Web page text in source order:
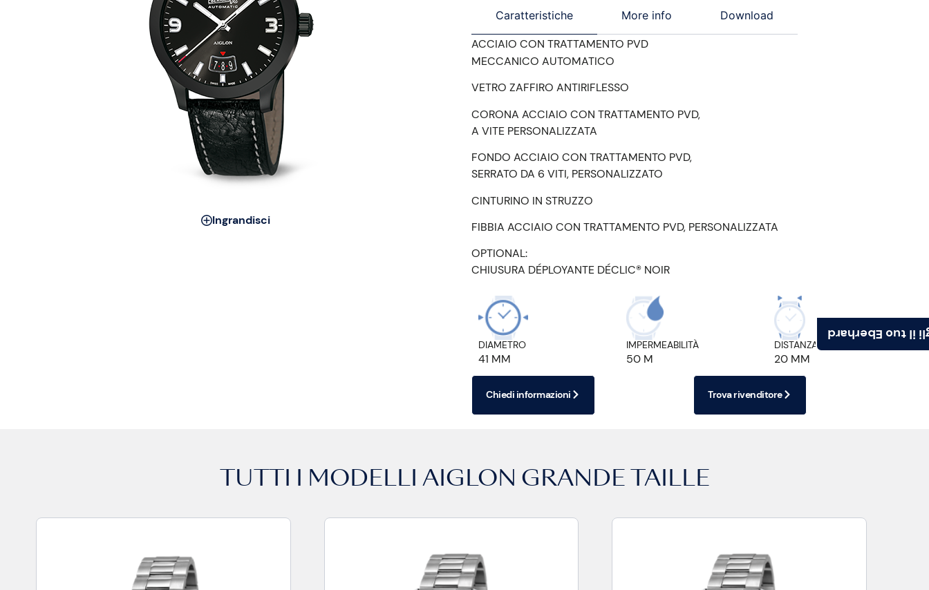
Scegli il tuo
Ingrandisci
Caratteristiche More info Download
ACCIAIO CON TRATTAMENTO PVD
MECCANICO AUTOMATICO
VETRO ZAFFIRO ANTIRIFLESSO
CORONA ACCIAIO CON TRATTAMENTO PVD,
A VITE PERSONALIZZATA
FONDO ACCIAIO CON TRATTAMENTO PVD,
SERRATO DA 6 VITI, PERSONALIZZATO
CINTURINO IN STRUZZO
FIBBIA ACCIAIO CON TRATTAMENTO PVD, PERSONALIZZATA
OPTIONAL:
CHIUSURA DÉPLOYANTE DÉCLIC® NOIR
DIAMETRO
41 MM
IMPERMEABILITÀ
50 M
DISTANZA ANSE
20 MM
Chiedi informazioni Trova rivenditore
TUTTI I MODELLI AIGLON GRANDE TAILLE